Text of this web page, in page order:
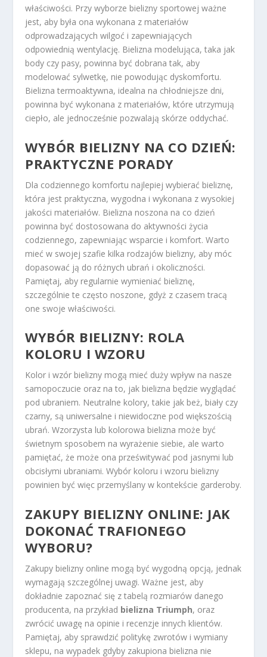
właściwości. Przy wyborze bielizny sportowej ważne
jest, aby była ona wykonana z materiałów
odprowadzających wilgoć i zapewniających
odpowiednią wentylację. Bielizna modelująca, taka jak
body czy pasy, powinna być dobrana tak, aby
modelować sylwetkę, nie powodując dyskomfortu.
Bielizna termoaktywna, idealna na chłodniejsze dni,
powinna być wykonana z materiałów, które utrzymują
ciepło, ale jednocześnie pozwalają skórze oddychać.
WYBÓR BIELIZNY NA CO DZIEŃ:
PRAKTYCZNE PORADY
Dla codziennego komfortu najlepiej wybierać bieliznę,
która jest praktyczna, wygodna i wykonana z wysokiej
jakości materiałów. Bielizna noszona na co dzień
powinna być dostosowana do aktywności życia
codziennego, zapewniając wsparcie i komfort. Warto
mieć w swojej szafie kilka rodzajów bielizny, aby móc
dopasować ją do różnych ubrań i okoliczności.
Pamiętaj, aby regularnie wymieniać bieliznę,
szczególnie te często noszone, gdyż z czasem tracą
one swoje właściwości.
WYBÓR BIELIZNY: ROLA
KOLORU I WZORU
Kolor i wzór bielizny mogą mieć duży wpływ na nasze
samopoczucie oraz na to, jak bielizna będzie wyglądać
pod ubraniem. Neutralne kolory, takie jak beż, biały czy
czarny, są uniwersalne i niewidoczne pod większością
ubrań. Wzorzysta lub kolorowa bielizna może być
świetnym sposobem na wyrażenie siebie, ale warto
pamiętać, że może ona prześwitywać pod jasnymi lub
obcisłymi ubraniami. Wybór koloru i wzoru bielizny
powinien być więc przemyślany w kontekście garderoby.
ZAKUPY BIELIZNY ONLINE: JAK
DOKONAĆ TRAFIONEGO
WYBORU?
Zakupy bielizny online mogą być wygodną opcją, jednak
wymagają szczególnej uwagi. Ważne jest, aby
dokładnie zapoznać się z tabelą rozmiarów danego
producenta, na przykład bielizna Triumph, oraz
zwrócić uwagę na opinie i recenzje innych klientów.
Pamiętaj, aby sprawdzić politykę zwrotów i wymiany
sklepu, na wypadek gdyby zakupiona bielizna nie